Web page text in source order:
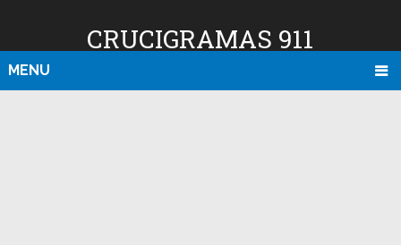
CRUCIGRAMAS 911
MENU